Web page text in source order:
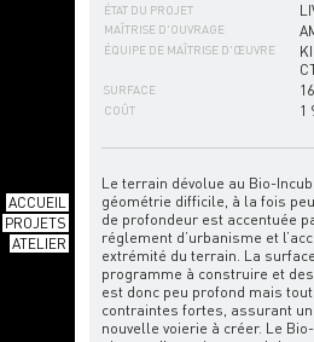
ACCUEIL
PROJETS
ATELIER
ÉTAT DU PROJET
MAÎTRISE D'OUVRAGE
ÉQUIPE DE MAÎTRISE D'ŒUVRE
SURFACE
COÛT 1
Le terrain dévolue au Bio-
géométrie difficile, à la fois
de profondeur est accentuée
réglement d’urbanisme et
extrémité du terrain. La
programme à construire et
est donc peu profond mais
contraintes fortes, assurant
nouvelle voierie à créer. Le